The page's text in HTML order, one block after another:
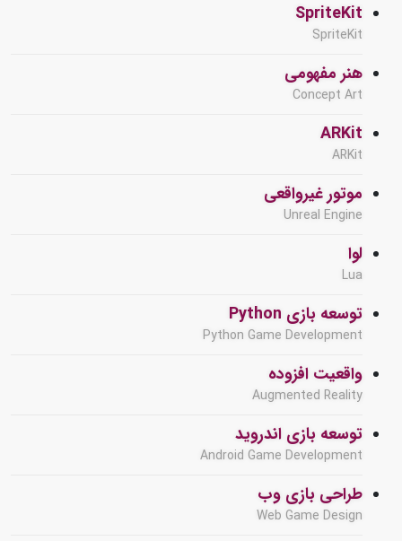
SpriteKit
SpriteKit
هنر مفهومی
Concept Art
ARKit
ARKit
موتور غیرواقعی
Unreal Engine
لوا
Lua
توسعه بازی Python
Python Game Development
واقعیت افزوده
Augmented Reality
توسعه بازی اندروید
Android Game Development
طراحی بازی وب
Web Game Design